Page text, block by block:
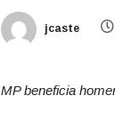
jcaste
MP beneficia